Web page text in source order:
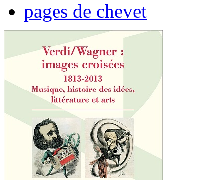
pages de chevet